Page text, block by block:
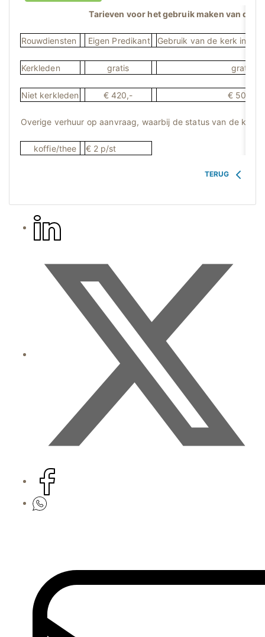
Tarieven voor het gebruik maken van
Rouwdiensten Eigen Predikant Gebruik van de kerk incl.
Kerkleden gratis gratis
Niet kerkleden € 420,- € 500,-
Overige verhuur op aanvraag, waarbij de status van de
koffie/thee € 2 p/st
TERUG